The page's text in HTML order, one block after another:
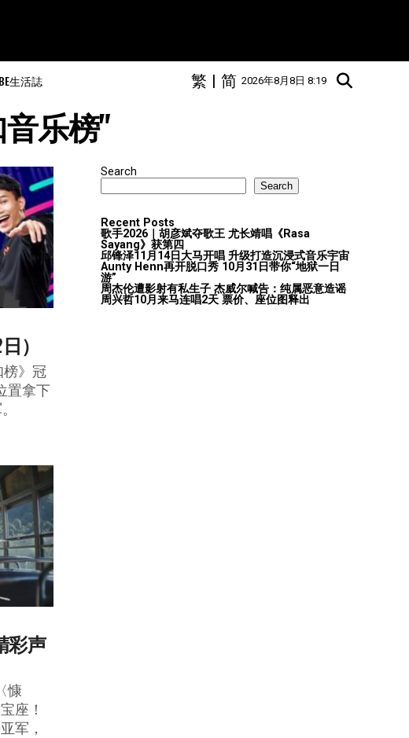
生活誌 2026年8月8日 8:19
简
|
繁
音乐榜"
）
榜》冠
置拿下
彩声
慷
座！
军，
Search
Search
Recent Posts
歌手2026｜胡彦斌夺歌王 尤长靖唱《Rasa
Sayang》获第四
邱锋泽11月14日大马开唱 升级打造沉浸式音乐宇宙
Aunty Henn再开脱口秀 10月31日带你“地狱一日
游”
周杰伦遭影射有私生子 杰威尔喊告：纯属恶意造谣
周兴哲10月来马连唱2天 票价、座位图释出